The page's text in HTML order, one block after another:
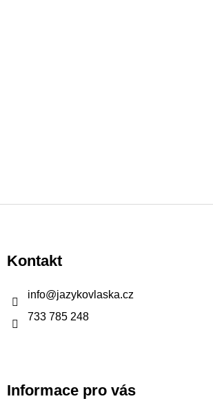
p
aKontakt
info@jazykovlaska.cz
733 785 248
Informace pro vás